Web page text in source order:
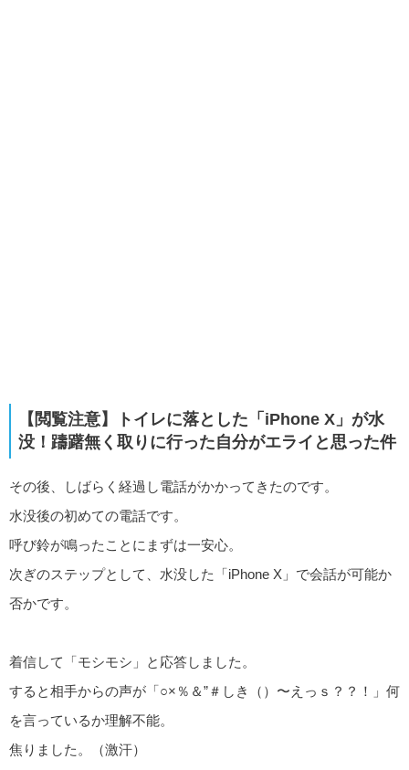
【閲覧注意】トイレに落とした「iPhone X」が水
没！躊躇無く取りに行った自分がエライと思った件
その後、しばらく経過し電話がかかってきたのです。
水没後の初めての電話です。
呼び鈴が鳴ったことにまずは一安心。
次ぎのステップとして、水没した「iPhone X」で会話が可能か
否かです。
着信して「モシモシ」と応答しました。
すると相手からの声が「○×％＆”＃しき（）〜えっｓ？？！」何
を言っているか理解不能。
焦りました。（激汗）